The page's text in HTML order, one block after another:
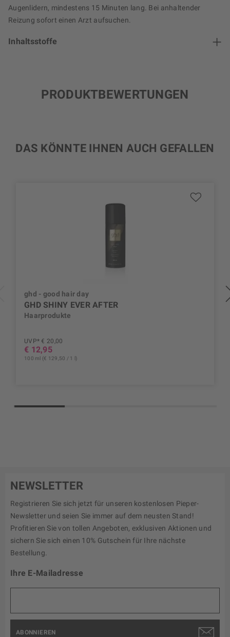
Augenlidern, mindestens 15 Minuten lang. Bei anhaltender
Reizung sofort einen Arzt aufsuchen.
Inhaltsstoffe
PRODUKTBEWERTUNGEN
DAS KÖNNTE IHNEN AUCH GEFALLEN
ghd - good hair day
GHD SHINY EVER AFTER
Haarprodukte
UVP* € 20,00
€ 12,95
100 ml (€ 129,50 / 1 l)
NEWSLETTER
Registrieren Sie sich jetzt für unseren kostenlosen Pieper-
Newsletter und seien Sie immer auf dem neusten Stand!
Profitieren Sie von tollen Angeboten, exklusiven Aktionen und
sichern Sie sich einen 10% Gutschein für Ihre nächste
Bestellung.
Ihre E-Mailadresse
ABONNIEREN